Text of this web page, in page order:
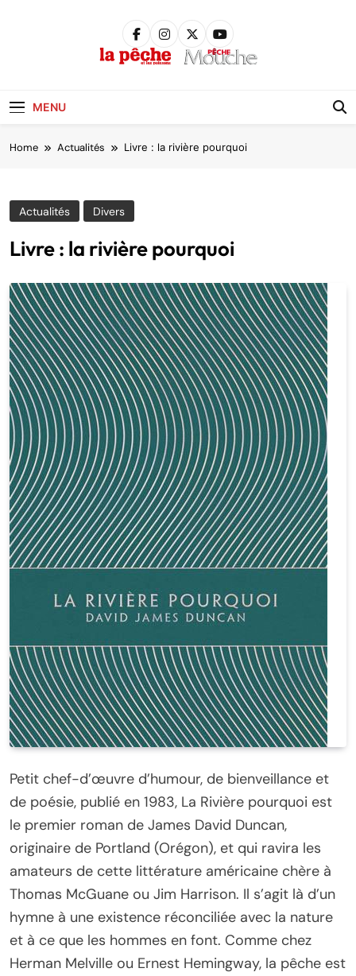
MENU
Home Actualités Livre : la rivière pourquoi
Actualités Divers
Livre : la rivière pourquoi
Petit chef-d’œuvre d’humour, de bienveillance et
de poésie, publié en 1983, La Rivière pourquoi est
le premier roman de James David Duncan,
originaire de Portland (Orégon), et qui ravira les
amateurs de cette littérature américaine chère à
Thomas McGuane ou Jim Harrison. Il s’agit là d’un
hymne à une existence réconciliée avec la nature
et à ce que les hommes en font. Comme chez
Herman Melville ou Ernest Hemingway, la pêche est